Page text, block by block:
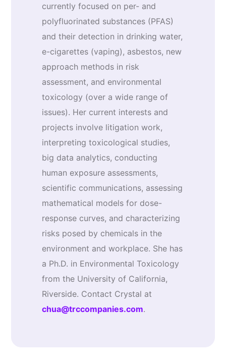
currently focused on per- and
polyfluorinated substances (PFAS)
and their detection in drinking water,
e-cigarettes (vaping), asbestos, new
approach methods in risk
assessment, and environmental
toxicology (over a wide range of
issues). Her current interests and
projects involve litigation work,
interpreting toxicological studies,
big data analytics, conducting
human exposure assessments,
scientific communications, assessing
mathematical models for dose-
response curves, and characterizing
risks posed by chemicals in the
environment and workplace. She has
a Ph.D. in Environmental Toxicology
from the University of California,
Riverside. Contact Crystal at
chua@trccompanies.com.